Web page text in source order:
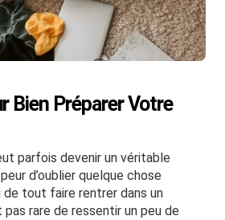
Bien Préparer Votre
parfois devenir un véritable
d’oublier quelque chose
tout faire rentrer dans un
pas rare de ressentir un peu de